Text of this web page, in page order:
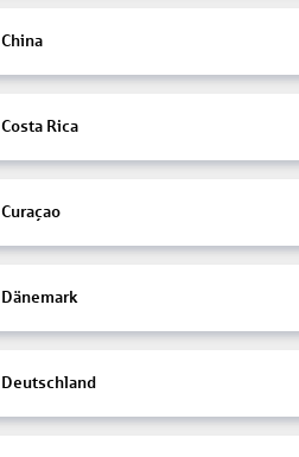
China
Costa Rica
Curaçao
Dänemark
Deutschland